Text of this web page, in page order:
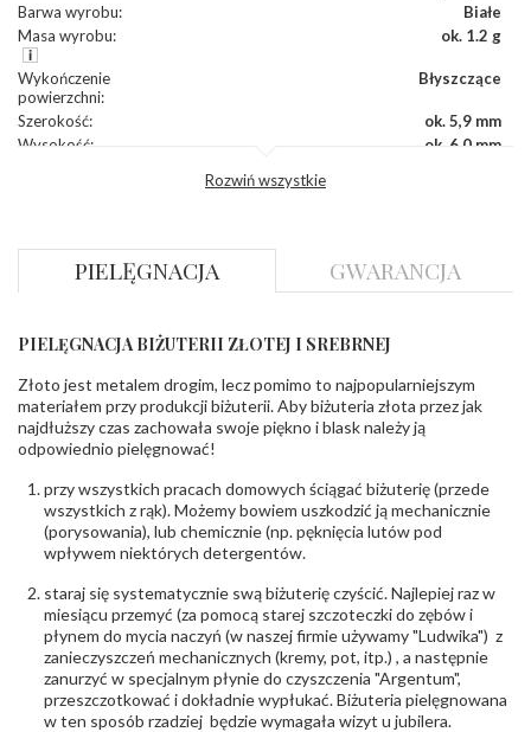
Barwa wyrobu:
Białe
Masa wyrobu: ok. 1.2 g
Wykończenie
powierzchni:
Błyszczące
Szerokość:
ok. 5,9 mm
Wysokość:
ok. 6,0 mm
Kamień:
Brylantowy okrągły
Liczba
0.004 ct - 18 szt.
Liczba
diamentów
(łącznie)
Masa
diamentów
(łącznie):
0.072 ct
Barwa:
Czystość: VS
INNE PARAMETRY
Producent
WĘC-Twój Jubiler S.C. Artur Węc, Małgorzata
Suchan, ul. Kurczaba 3, 30-868 Kraków; NIP:
679-25-92-107; sklep@wec.com.pl
Bezpieczeństwo
- rodzaj
ostrzeżenia:
Nie nadaje się dla dzieci w wieku poniżej 3 lat
,Elementy w wyrobie wykonane z białego złota
zawierają nikiel
Rozwiń wszystkie
PIELĘGNACJA GWARANCJA
PIELĘGNACJA BIŻUTERII ZŁOTEJ I SREBRNEJ
Złoto jest metalem drogim, lecz pomimo to najpopularniejszym
materiałem przy produkcji biżuterii. Aby biżuteria złota przez jak
najdłuższy czas zachowała swoje piękno i blask należy ją
odpowiednio pielęgnować!
przy wszystkich pracach domowych ściągać biżuterię (przede
wszystkich z rąk). Możemy bowiem uszkodzić ją mechanicznie
(porysowania), lub chemicznie (np. pęknięcia lutów pod
wpływem niektórych detergentów.
staraj się systematycznie swą biżuterię czyścić. Najlepiej raz w
miesiącu przemyć (za pomocą starej szczoteczki do zębów i
płynem do mycia naczyń (w naszej firmie używamy "Ludwika") z
zanieczyszczeń mechanicznych (kremy, pot, itp.) , a następnie
zanurzyć w specjalnym płynie do czyszczenia "Argentum",
przeszczotkować i dokładnie wypłukać. Biżuteria pielęgnowana
w ten sposób rzadziej będzie wymagała wizyt u jubilera.